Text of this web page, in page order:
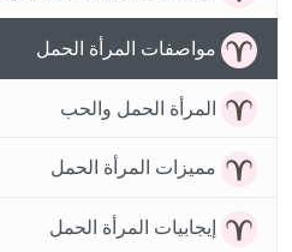
مواصفات المرأة الحمل
المرأة الحمل والحب
مميزات المرأة الحمل
إيجابيات المرأة الحمل